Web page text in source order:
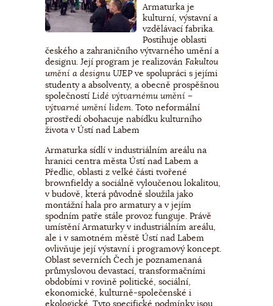
Armaturka je
kulturní, výstavní a
vzdělávací fabrika.
Postihuje oblasti
českého a zahraničního výtvarného umění a
designu. Její program je realizován Fakultou
umění a designu UJEPve spolupráci s jejími
studenty a absolventy, a obecně prospěšnou
společností Lidé výtvarnému umění –
výtvarné umění lidem. Toto neformální
prostředí obohacuje nabídku kulturního
života v Ústí nad Labem
Armaturka sídlí v industriálním areálu na
hranici centra města Ústí nad Labem a
Předlic, oblasti z velké části tvořené
brownfieldy a sociálně vyloučenou lokalitou,
v budově, která původně sloužila jako
montážní hala pro armatury a v jejím
spodním patře stále provoz funguje. Právě
umístění Armaturky v industriálním areálu,
ale i v samotném městě Ústí nad Labem
ovlivňuje její výstavní i programový koncept.
Oblast severních Čech je poznamenaná
průmyslovou devastací, transformačními
obdobími v rovině politické, sociální,
ekonomické, kulturně-společenské i
ekologické. Tyto specifické podmínky jsou